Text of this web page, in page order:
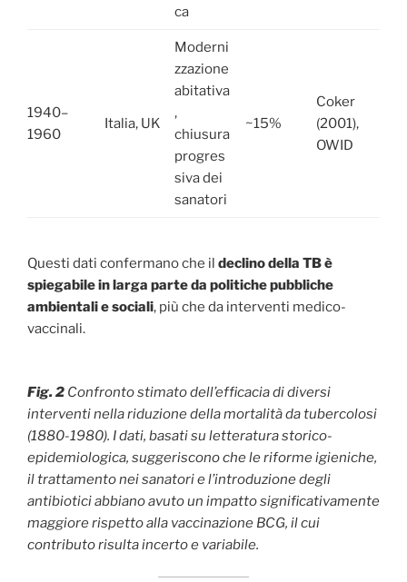
ca
1940–
1960
Italia, UK
Moderni
zzazione
abitativa
,
chiusura
progres
siva dei
sanatori
~15%
Coker
(2001),
OWID
Questi dati confermano che il declino della TB è
spiegabile in larga parte da politiche pubbliche
ambientali e sociali, più che da interventi medico-
vaccinali.
Fig. 2 Confronto stimato dell’efficacia di diversi
interventi nella riduzione della mortalità da tubercolosi
(1880-1980). I dati, basati su letteratura storico-
epidemiologica, suggeriscono che le riforme igieniche,
il trattamento nei sanatori e l’introduzione degli
antibiotici abbiano avuto un impatto significativamente
maggiore rispetto alla vaccinazione BCG, il cui
contributo risulta incerto e variabile.